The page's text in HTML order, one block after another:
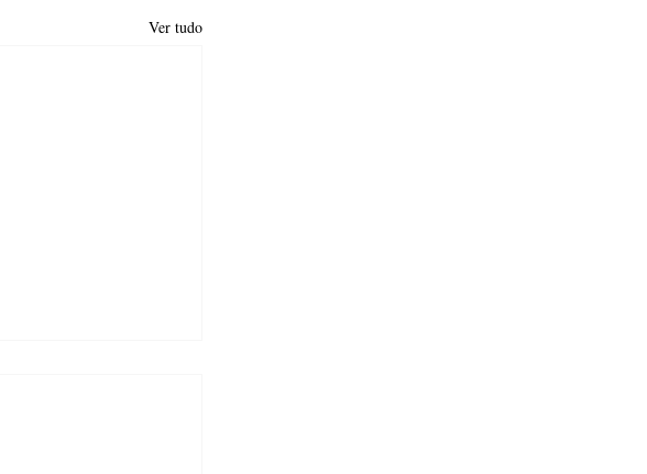
Ver tudo